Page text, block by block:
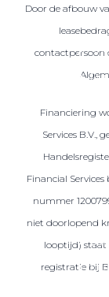
Door de afbouw
contactpersoon
Financiering
Services B.V.,
Financial
nummer
niet doorlopend
looptijd) staat
registratie bij